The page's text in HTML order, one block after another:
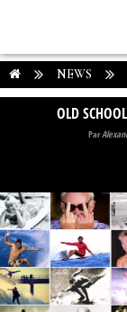
NEWS
OLD
Par